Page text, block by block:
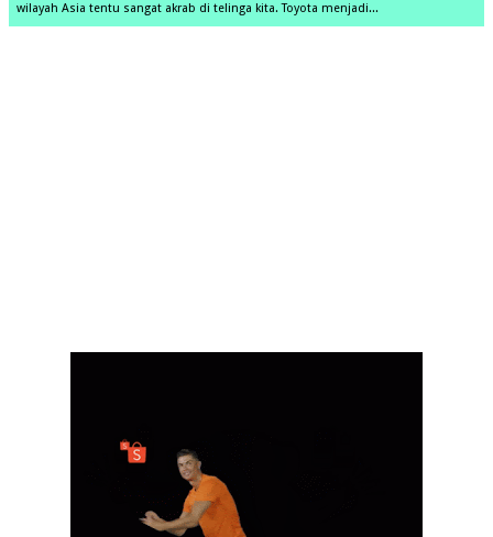
wilayah Asia tentu sangat akrab di telinga kita. Toyota menjadi...